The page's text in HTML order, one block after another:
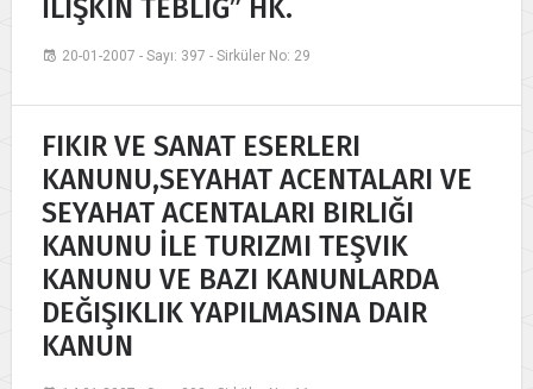
İLIŞKIN TEBLIĞ” HK.
20-01-2007 - Sayı: 397 - Sirküler No: 29
FIKIR VE SANAT ESERLERI
KANUNU,SEYAHAT ACENTALARI VE
SEYAHAT ACENTALARI BIRLIĞI
KANUNU İLE TURIZMI TEŞVIK
KANUNU VE BAZI KANUNLARDA
DEĞIŞIKLIK YAPILMASINA DAIR
KANUN